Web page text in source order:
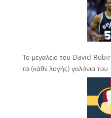
Το μεγαλείο του David
τα (κάθε λογής) γαλόνια του